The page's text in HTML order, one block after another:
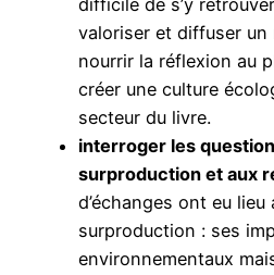
difficile de s’y
valoriser et diffuser un
nourrir la réflexion au
créer une culture
secteur du livre.
interroger les
surproduction et aux
d’échanges ont eu lieu
surproduction : ses
environnementaux